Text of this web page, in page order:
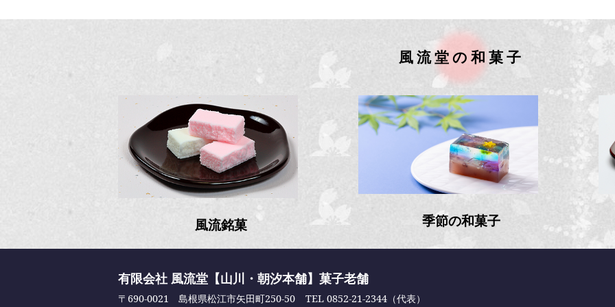
風流堂の和菓子
風流銘菓 季節の和菓子
有限会社 風流堂【山川・朝汐本舗】菓子老舗
〒690-0021 島根県松江市矢田町250-50 TEL 0852-21-2344（代表）